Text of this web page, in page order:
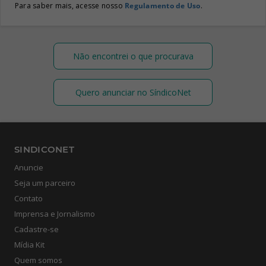
Para saber mais, acesse nosso Regulamento de Uso.
Não encontrei o que procurava
Quero anunciar no SíndicoNet
SINDICONET
Anuncie
Seja um parceiro
Contato
Imprensa e Jornalismo
Cadastre-se
Mídia Kit
Quem somos